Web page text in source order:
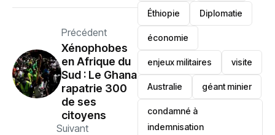
Précédent
‎Xénophobes
en Afrique du
Sud : Le Ghana
rapatrie 300
de ses
citoyens
Suivant
Éthiopie Diplomatie
économie
enjeux militaires visite
‎Australie géant minier
condamné à
indemnisation